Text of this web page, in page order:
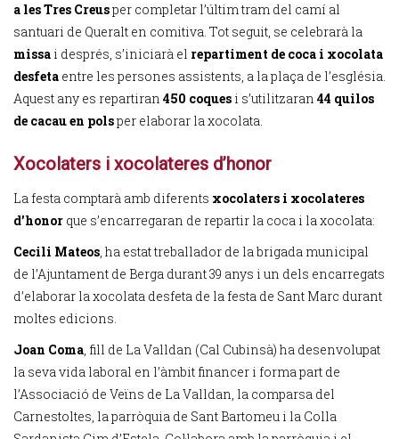
a les Tres Creusper completar l’últim tram del camí al
santuari de Queralt en comitiva. Tot seguit, se celebrarà la
missa i després, s’iniciarà el repartiment de coca i xocolata
desfeta entre les persones assistents, a la plaça de l’església.
Aquest any es repartiran 450 coques i s’utilitzaran 44 quilos
de cacau en polsper elaborar la xocolata.
Xocolaters i xocolateres d’honor
La festa comptarà amb diferents xocolaters i xocolateres
d’honor que s’encarregaran de repartir la coca i la xocolata:
Cecili Mateos, ha estat treballador de la brigada municipal
de l’Ajuntament de Berga durant 39 anys i un dels encarregats
d’elaborar la xocolata desfeta de la festa de Sant Marc durant
moltes edicions.
Joan Coma, fill de La Valldan (Cal Cubinsà) ha desenvolupat
la seva vida laboral en l’àmbit financer i forma part de
l’Associació de Veïns de La Valldan, la comparsa del
Carnestoltes, la parròquia de Sant Bartomeu i la Colla